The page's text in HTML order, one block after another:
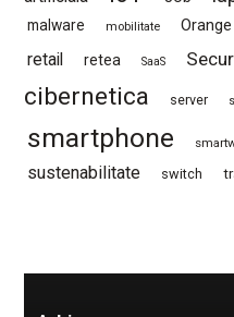
malware mobilitate Orange
retail retea SaaS
cibernetica
server
smartphone
sustenabilitate switch